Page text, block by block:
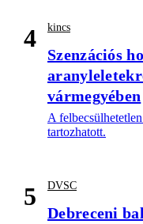
4 kincs
Szenzációs
vármegyében
A
tartozhatott.
5 DVSC
Debreceni